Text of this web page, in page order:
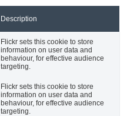
Description
Flickr sets this cookie to store
information on user data and
behaviour, for effective audience
targeting.
Flickr sets this cookie to store
information on user data and
behaviour, for effective audience
targeting.